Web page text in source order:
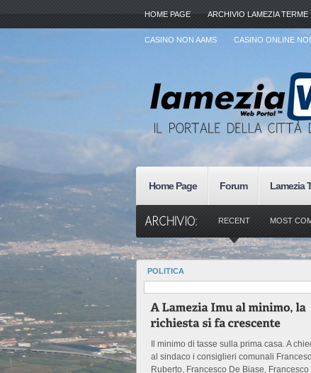
HOME PAGE ARCHIVIO LAMEZIA TERME
CASINO NON AAMS CASINO ONLINE
Home Page Forum Lamezia
RECENT MOST
POLITICA
Il minimo di tasse sulla prima casa. A
al sindaco i consiglieri comunali
Ruberto, Francesco De Biase, Francesco